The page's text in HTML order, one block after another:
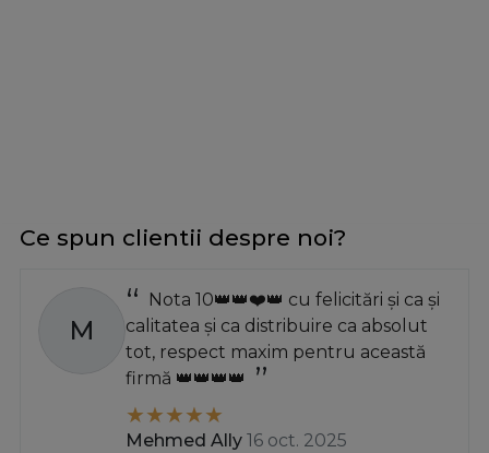
Ce spun clientii despre noi?
M
Nota 10👑👑❤️👑 cu felicitări și ca și
calitatea și ca distribuire ca absolut
tot, respect maxim pentru această
firmă 👑👑👑👑
Mehmed Ally 16 oct. 2025